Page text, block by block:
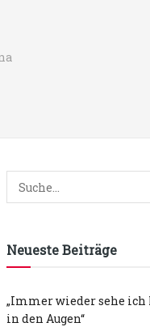
Neueste Beiträge
„Immer wieder sehe
in den Augen“